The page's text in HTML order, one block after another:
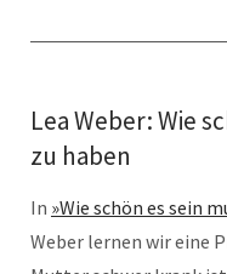
Lea Weber: Wie
zu haben
In »Wie schön es sein
Weber lernen wir eine